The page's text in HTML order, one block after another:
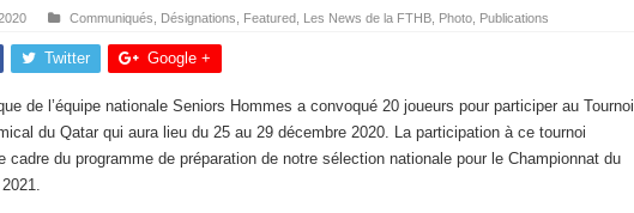
Communiqués Désignations Featured Les News de la FTHB Photo Publications
Twitter Google +
de l’équipe nationale Seniors Hommes a convoqué 20 joueurs pour participer au Tournoi
du Qatar qui aura lieu du 25 au 29 décembre 2020. La participation à ce tournoi
cadre du programme de préparation de notre sélection nationale pour le Championnat du